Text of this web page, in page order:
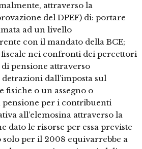
attraverso la
del DPEF) di: portare
ad un livello
con il mandato della BCE;
nei confronti dei percettori
pensione attraverso
dall’imposta sul
fisiche o un assegno o
pensione per i contribuenti
all’elemosina attraverso la
dato le risorse per essa previste
per il 2008 equivarrebbe a